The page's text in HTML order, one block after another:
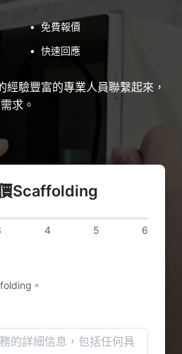
• 免費報價
• 快速回應
經驗豐富的專業人員聯繫起來，
求。
Scaffolding
4 5 6
。